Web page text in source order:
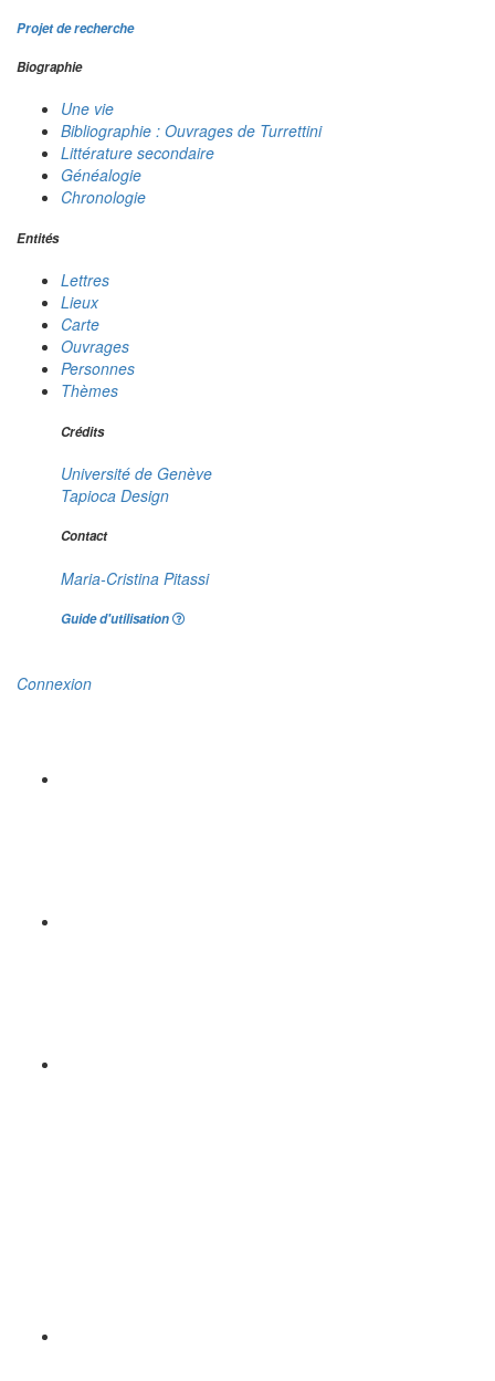
Projet de recherche
Biographie
Une vie
Bibliographie : Ouvrages de Turrettini
Littérature secondaire
Généalogie
Chronologie
Entités
Lettres
Lieux
Carte
Ouvrages
Personnes
Thèmes
Crédits
Université de Genève
Tapioca Design
Contact
Maria-Cristina Pitassi
Guide d'utilisation
Connexion